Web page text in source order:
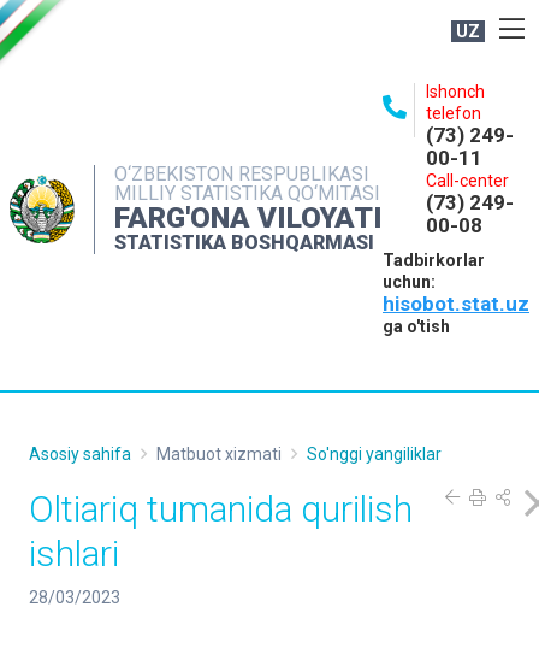
UZ
O‘ZBEKISTON RESPUBLIKASI
MILLIY STATISTIKA QO‘MITASI
FARG'ONA VILOYATI
STATISTIKA BOSHQARMASI
Ishonch
telefon
(73) 249-
00-11
Call-center
(73) 249-
00-08
Tadbirkorlar
uchun:
hisobot.stat.uz
ga o'tish
NASHRLAR
INTERAKTIV XIZMATLAR
MATBUOT XIZMATI
Asosiy sahifa Matbuot xizmati So'nggi yangiliklar
Oltiariq tumanida qurilish
ishlari
28/03/2023